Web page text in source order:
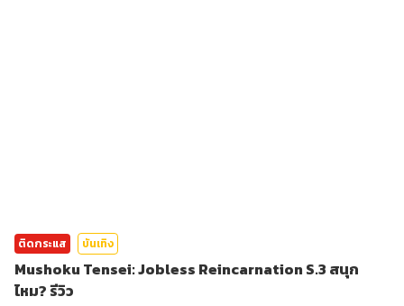
ติดกระแส บันเทิง
Mushoku Tensei: Jobless Reincarnation S.3 สนุก
ไหม? รีวิว